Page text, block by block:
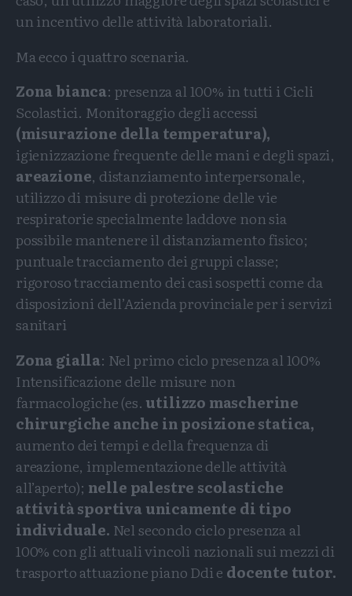
un incentivo delle attività laboratoriali.
Ma ecco i quattro scenaria.
Zona bianca: presenza al 100% in tutti i Cicli
Scolastici. Monitoraggio degli accessi
(misurazione della temperatura),
igienizzazione frequente delle mani e degli spazi,
areazione, distanziamento interpersonale,
utilizzo di misure di protezione delle vie
respiratorie specialmente laddove non sia
possibile mantenere il distanziamento fisico;
puntuale tracciamento dei gruppi classe;
rigoroso tracciamento dei casi sospetti come da
disposizioni dell’Azienda provinciale per i servizi
sanitari
Zona gialla: Nel primo ciclo presenza al 100%
Intensificazione delle misure non
farmacologiche (es. utilizzo mascherine
chirurgiche anche in posizione statica,
aumento dei tempi e della frequenza di
areazione, implementazione delle attività
all’aperto); nelle palestre scolastiche
attività sportiva unicamente di tipo
individuale. Nel secondo ciclo presenza al
100% con gli attuali vincoli nazionali sui mezzi di
trasporto attuazione piano Ddi e docente tutor.